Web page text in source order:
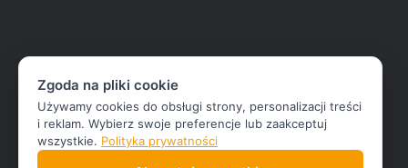
Zgoda na pliki cookie
Używamy cookies do obsługi strony, personalizacji treści
i reklam. Wybierz swoje preferencje lub zaakceptuj
wszystkie. Polityka prywatności